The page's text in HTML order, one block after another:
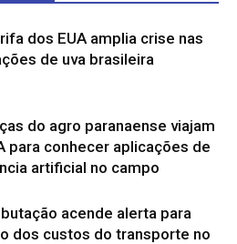
dos EUA amplia crise nas
de uva brasileira
do agro paranaense viajam
para conhecer aplicações de
artificial no campo
acende alerta para
dos custos do transporte no